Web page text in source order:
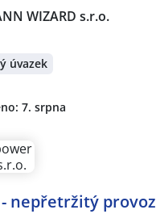
WIZARD s.r.o.
úvazek
7. srpna
- nepřetržitý provoz